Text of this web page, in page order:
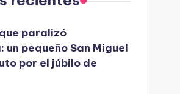
paralizó
un pequeño San Miguel
por el júbilo de